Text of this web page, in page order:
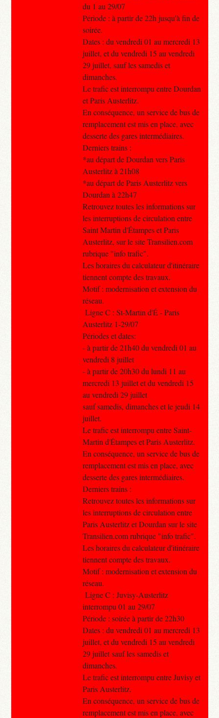
du 1 au 29/07
Période : à partir de 22h jusqu'à fin de
soirée.
Dates : du vendredi 01 au mercredi 13
juillet, et du vendredi 15 au vendredi
29 juillet, sauf les samedis et
dimanches.
Le trafic est interrompu entre Dourdan
et Paris Austerlitz.
En conséquence, un service de bus de
remplacement est mis en place, avec
desserte des gares intermédiaires.
Derniers trains :
*au départ de Dourdan vers Paris
Austerlitz à 21h08
*au départ de Paris Austerlitz vers
Dourdan à 22h47
Retrouvez toutes les informations sur
les interruptions de circulation entre
Saint Martin d'Étampes et Paris
Austerlitz, sur le site Transilien.com
rubrique "info trafic".
Les horaires du calculateur d'itinéraire
tiennent compte des travaux.
Motif : modernisation et extension du
réseau.
Ligne C : St-Martin d'É - Paris
Austerlitz 1-29/07
Périodes et dates:
- à partir de 21h40 du vendredi 01 au
vendredi 8 juillet
- à partir de 20h30 du lundi 11 au
mercredi 13 juillet et du vendredi 15
au vendredi 29 juillet
sauf samedis, dimanches et le jeudi 14
juillet.
Le trafic est interrompu entre Saint-
Martin d'Étampes et Paris Austerlitz.
En conséquence, un service de bus de
remplacement est mis en place, avec
desserte des gares intermédiaires.
Derniers trains :
Retrouvez toutes les informations sur
les interruptions de circulation entre
Paris Austerlitz et Dourdan sur le site
Transilien.com rubrique "info trafic".
Les horaires du calculateur d'itinéraire
tiennent compte des travaux.
Motif : modernisation et extension du
réseau.
Ligne C : Juvisy-Austerlitz
interrompu 01 au 29/07
Période : soirée à partir de 22h30
Dates : du vendredi 01 au mercredi 13
juillet, et du vendredi 15 au vendredi
29 juillet sauf les samedis et
dimanches.
Le trafic est interrompu entre Juvisy et
Paris Austerlitz.
En conséquence, un service de bus de
remplacement est mis en place, avec